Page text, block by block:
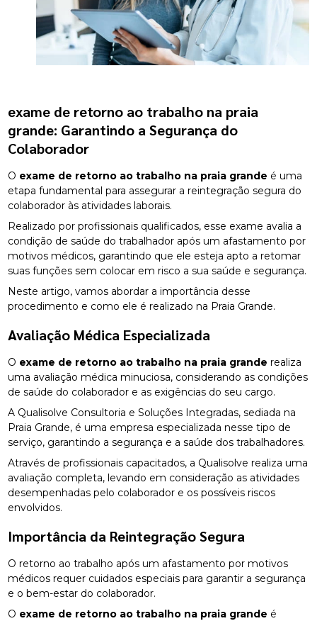
exame de retorno ao trabalho na praia
grande: Garantindo a Segurança do
Colaborador
O exame de retorno ao trabalho na praia grande é uma
etapa fundamental para assegurar a reintegração segura do
colaborador às atividades laborais.
Realizado por profissionais qualificados, esse exame avalia a
condição de saúde do trabalhador após um afastamento por
motivos médicos, garantindo que ele esteja apto a retomar
suas funções sem colocar em risco a sua saúde e segurança.
Neste artigo, vamos abordar a importância desse
procedimento e como ele é realizado na Praia Grande.
Avaliação Médica Especializada
O exame de retorno ao trabalho na praia grande realiza
uma avaliação médica minuciosa, considerando as condições
de saúde do colaborador e as exigências do seu cargo.
A Qualisolve Consultoria e Soluções Integradas, sediada na
Praia Grande, é uma empresa especializada nesse tipo de
serviço, garantindo a segurança e a saúde dos trabalhadores.
Através de profissionais capacitados, a Qualisolve realiza uma
avaliação completa, levando em consideração as atividades
desempenhadas pelo colaborador e os possíveis riscos
envolvidos.
Importância da Reintegração Segura
O retorno ao trabalho após um afastamento por motivos
médicos requer cuidados especiais para garantir a segurança
e o bem-estar do colaborador.
O exame de retorno ao trabalho na praia grande é